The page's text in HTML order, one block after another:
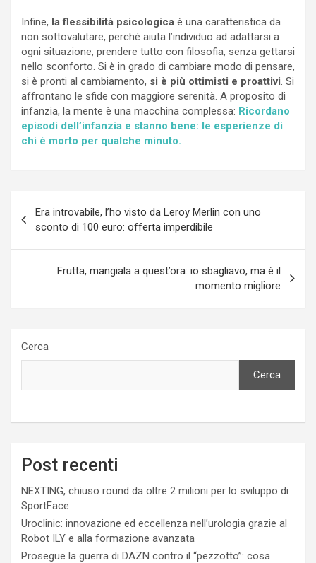
Infine, la flessibilità psicologica è una caratteristica da
non sottovalutare, perché aiuta l’individuo ad adattarsi a
ogni situazione, prendere tutto con filosofia, senza gettarsi
nello sconforto. Si è in grado di cambiare modo di pensare,
si è pronti al cambiamento, si è più ottimisti e proattivi. Si
affrontano le sfide con maggiore serenità. A proposito di
infanzia, la mente è una macchina complessa: Ricordano
episodi dell’infanzia e stanno bene: le esperienze di
chi è morto per qualche minuto.
articoli
Era introvabile, l’ho visto da Leroy Merlin con uno
sconto di 100 euro: offerta imperdibile
Frutta, mangiala a quest’ora: io sbagliavo, ma è il
momento migliore
Cerca
Cerca
Post recenti
NEXTING, chiuso round da oltre 2 milioni per lo sviluppo di
SportFace
Uroclinic: innovazione ed eccellenza nell’urologia grazie al
Robot ILY e alla formazione avanzata
Prosegue la guerra di DAZN contro il “pezzotto”: cosa